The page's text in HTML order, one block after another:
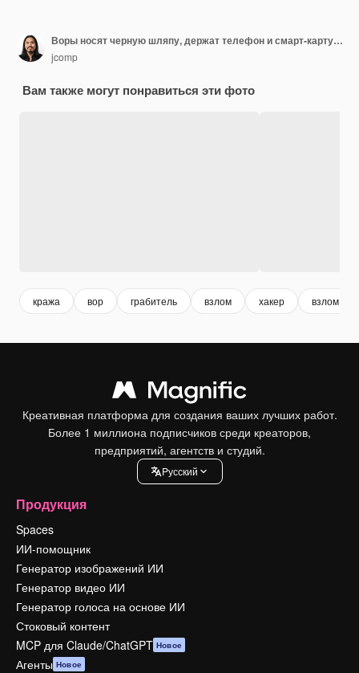
Воры носят черную шляпу, держат телефон и смарт-карту на сером
jcomp
Вам также могут понравиться эти фото
кража вор грабитель взлом хакер взлом
Креативная платформа для создания ваших лучших работ.
Более 1 миллиона подписчиков среди креаторов,
предприятий, агентств и студий.
Pусский
Продукция
Spaces
ИИ-помощник
Генератор изображений ИИ
Генератор видео ИИ
Генератор голоса на основе ИИ
Стоковый контент
MCP для Claude/ChatGPT Новое
Агенты Новое